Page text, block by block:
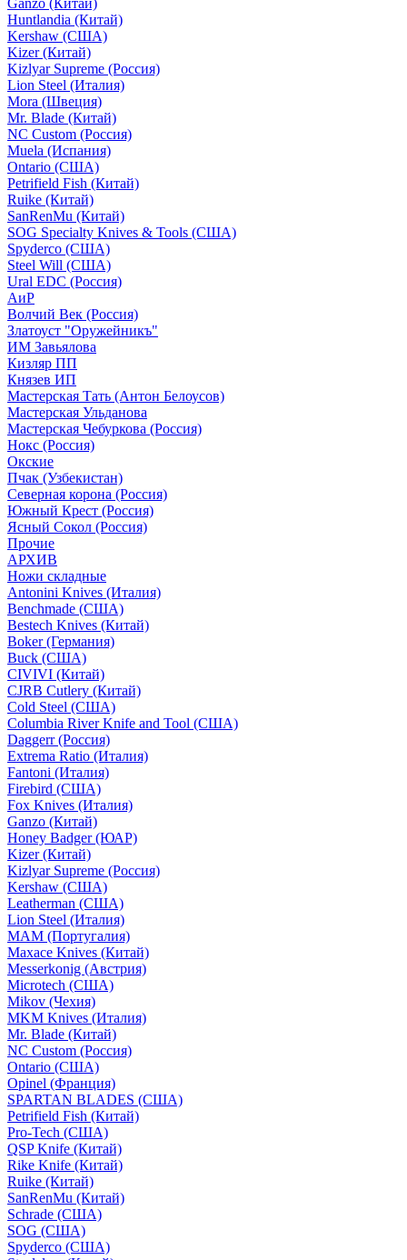
Ganzo (Китай)
Huntlandia (Китай)
Kershaw (США)
Kizer (Китай)
Kizlyar Supreme (Россия)
Lion Steel (Италия)
Mora (Швеция)
Mr. Blade (Китай)
NC Custom (Россия)
Muela (Испания)
Ontario (США)
Petrifield Fish (Китай)
Ruike (Китай)
SanRenMu (Китай)
SOG Specialty Knives & Tools (США)
Spyderco (США)
Steel Will (США)
Ural EDC (Россия)
АиР
Волчий Век (Россия)
Златоуст "Оружейникъ"
ИМ Завьялова
Кизляр ПП
Князев ИП
Мастерская Тать (Антон Белоусов)
Мастерская Ульданова
Мастерская Чебуркова (Россия)
Нокс (Россия)
Окские
Пчак (Узбекистан)
Северная корона (Россия)
Южный Крест (Россия)
Ясный Сокол (Россия)
Прочие
АРХИВ
Ножи складные
Antonini Knives (Италия)
Benchmade (США)
Bestech Knives (Китай)
Boker (Германия)
Buck (США)
CIVIVI (Китай)
CJRB Cutlery (Китай)
Cold Steel (США)
Columbia River Knife and Tool (США)
Daggerr (Россия)
Extrema Ratio (Италия)
Fantoni (Италия)
Firebird (США)
Fox Knives (Италия)
Ganzo (Китай)
Honey Badger (ЮАР)
Kizer (Китай)
Kizlyar Supreme (Россия)
Kershaw (США)
Leatherman (США)
Lion Steel (Италия)
MAM (Португалия)
Maxace Knives (Китай)
Messerkonig (Австрия)
Microtech (США)
Mikov (Чехия)
MKM Knives (Италия)
Mr. Blade (Китай)
NC Custom (Россия)
Ontario (США)
Opinel (Франция)
SPARTAN BLADES (США)
Petrifield Fish (Китай)
Pro-Tech (США)
QSP Knife (Китай)
Rike Knife (Китай)
Ruike (Китай)
SanRenMu (Китай)
Schrade (США)
SOG (США)
Spyderco (США)